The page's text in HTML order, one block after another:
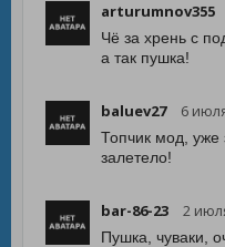
arturumnov355
Чё за хрень с
а так пушка!
baluev27 6
Топчик мод, уже
залетело!
bar-86-23 2
Пушка, чуваки,